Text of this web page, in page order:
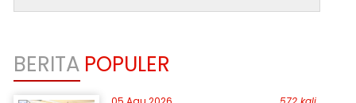
BERITA POPULER